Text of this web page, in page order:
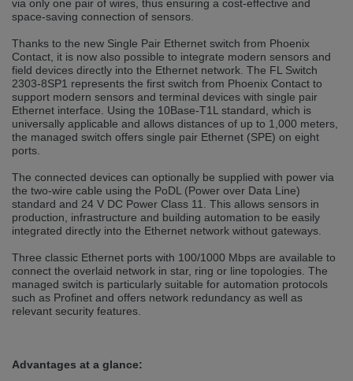
selected one. This website is also available in German. Would you like to
switch to the German version?
Switch to German version Stay on this version
Wir haben erkannt, dass ihr Browser eine andere Sprache als die derzeit
angezeigte bevorzugt. Diese Webseite ist auch auf Deutsch verfügbar.
Möchten Sie zur Deutschen Version wechseln?
Zur deutschen Version wechseln Auf dieser Version bleiben
selected one. This website is also available in Czech. Would you like to
switch to the Czech version?
Switch to Czech version Stay on this version
Zdá se, že Váš prohlížeč je v jiném jazyce, než jaký je momentálně používán.
Tato stránka je k dispozici i v češtině. Chcete přepnout na českou verzi?
Přepnout na českou verzi Zůstaňte v této verzi
Přepněte na německou verzi
via only one pair of wires, thus ensuring a cost-effective and
space-saving connection of sensors.
Thanks to the new Single Pair Ethernet switch from Phoenix
Contact, it is now also possible to integrate modern sensors and
field devices directly into the Ethernet network. The FL Switch
2303-8SP1 represents the first switch from Phoenix Contact to
support modern sensors and terminal devices with single pair
Ethernet interface. Using the 10Base-T1L standard, which is
universally applicable and allows distances of up to 1,000 meters,
the managed switch offers single pair Ethernet (SPE) on eight
ports.
The connected devices can optionally be supplied with power via
the two-wire cable using the PoDL (Power over Data Line)
standard and 24 V DC Power Class 11. This allows sensors in
production, infrastructure and building automation to be easily
integrated directly into the Ethernet network without gateways.
Three classic Ethernet ports with 100/1000 Mbps are available to
connect the overlaid network in star, ring or line topologies. The
managed switch is particularly suitable for automation protocols
such as Profinet and offers network redundancy as well as
relevant security features.
Advantages at a glance: